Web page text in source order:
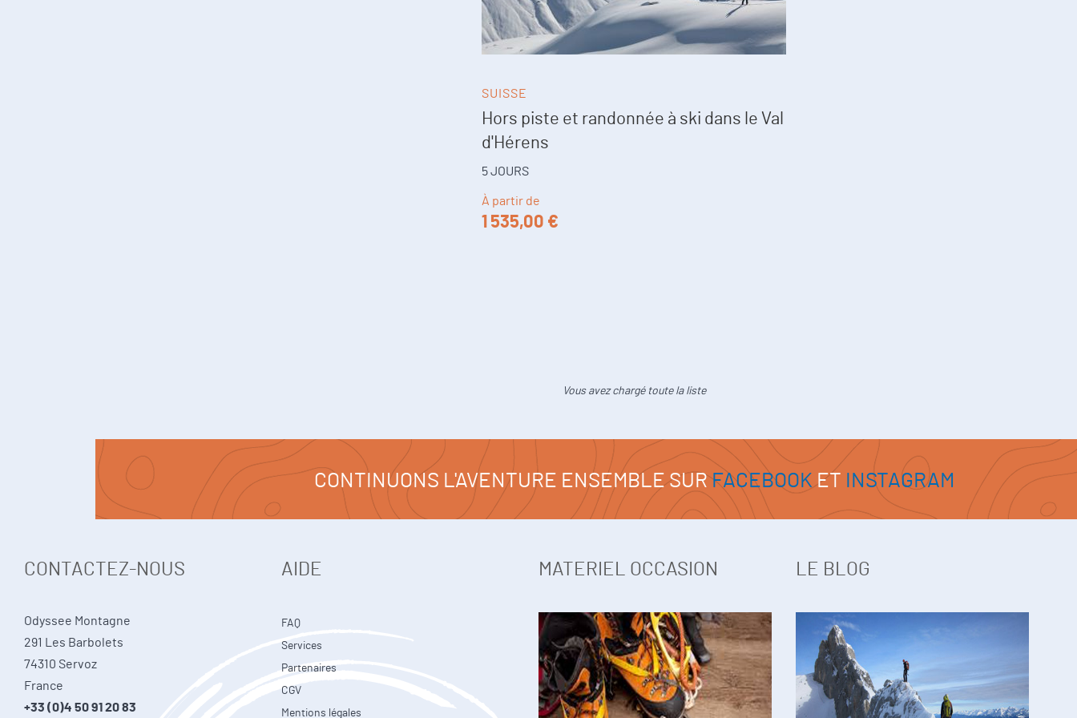
SUISSE
Hors piste et randonnée à ski dans le Val
d'Hérens
5 JOURS
À partir de
1 535,00 €
Vous avez chargé toute la liste
CONTINUONS L'AVENTURE ENSEMBLE SURFACEBOOKET INSTAGRAM
CONTACTEZ-NOUS
Odyssee Montagne
291 Les Barbolets
74310 Servoz
France
+33 (0)4 50 91 20 83
AIDE
FAQ
Services
Partenaires
CGV
Mentions légales
MATERIEL OCCASION LE BLOG